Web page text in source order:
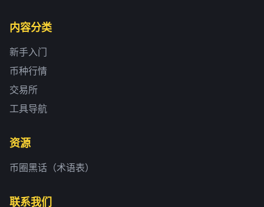
内容分类
新手入门
币种行情
交易所
工具导航
资源
币圈黑话（术语表）
联系我们